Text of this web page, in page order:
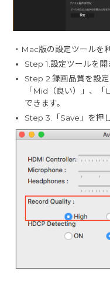
・Mac版の設定ツールを
Step 1.設定ツールを開
Step 2.録画品質を設
「Mid（良い）」、
できます。
Step 3.「Save」を押し